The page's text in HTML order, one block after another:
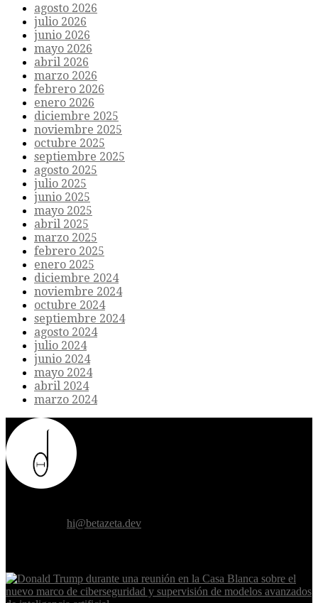
agosto 2026
julio 2026
junio 2026
mayo 2026
abril 2026
marzo 2026
febrero 2026
enero 2026
diciembre 2025
noviembre 2025
octubre 2025
septiembre 2025
agosto 2025
julio 2025
junio 2025
mayo 2025
abril 2025
marzo 2025
febrero 2025
enero 2025
diciembre 2024
noviembre 2024
octubre 2024
septiembre 2024
agosto 2024
julio 2024
junio 2024
mayo 2024
abril 2024
marzo 2024
hi@betazeta.dev